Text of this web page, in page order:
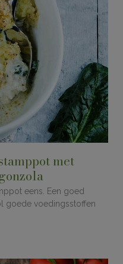
met
eens. Een goed
goede voedingsstoffen